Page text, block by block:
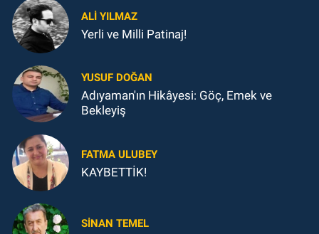
ALI YILMAZ
Yerli ve Milli Patinaj!
YUSUF DOĞAN
Adıyaman'ın Hikâyesi: Göç, Emek ve
Bekleyiş
FATMA ULUBEY
KAYBETTİK!
SINAN TEMEL